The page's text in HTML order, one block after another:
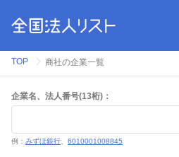
TOP 商社の企業一覧
企業名、法人番号(13桁)：
例： みずほ銀行 6010001008845